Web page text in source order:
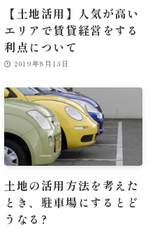
【土地活用】人気が高い
エリアで賃貸経営をする
利点について
2019年8月13日
土地の活用方法を考えた
とき、駐車場にするとど
うなる?